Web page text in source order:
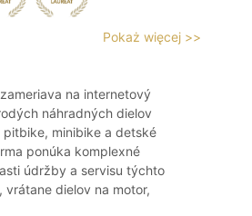
Pokaż więcej >>
na internetový
náhradných dielov
pitbike, minibike a detské
ponúka komplexné
údržby a servisu týchto
dielov na motor,